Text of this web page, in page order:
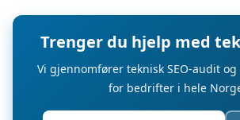
Trenger du hjelp med
Vi gjennomfører teknisk SEO-audit
for bedrifter i hele